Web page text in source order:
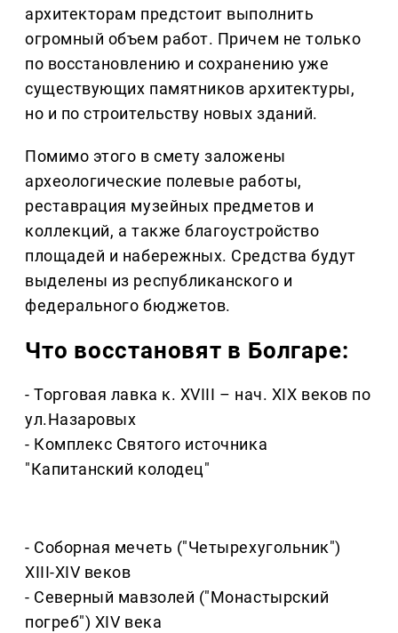
архитекторам предстоит выполнить
огромный объем работ. Причем не только
по восстановлению и сохранению уже
существующих памятников архитектуры,
но и по строительству новых зданий.
Помимо этого в смету заложены
археологические полевые работы,
реставрация музейных предметов и
коллекций, а также благоустройство
площадей и набережных. Средства будут
выделены из республиканского и
федерального бюджетов.
Что восстановят в Болгаре:
- Торговая лавка к. XVIII – нач. XIX веков по
ул.Назаровых
- Комплекс Святого источника
"Капитанский колодец"
- Соборная мечеть ("Четырехугольник")
XIII-XIV веков
- Северный мавзолей ("Монастырский
погреб") XIV века